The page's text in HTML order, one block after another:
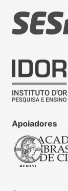
Apoiadores